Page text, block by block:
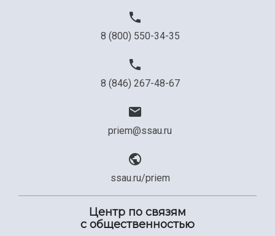
8 (800) 550-34-35
8 (846) 267-48-67
priem@ssau.ru
ssau.ru/priem
Центр по связям
с общественностью